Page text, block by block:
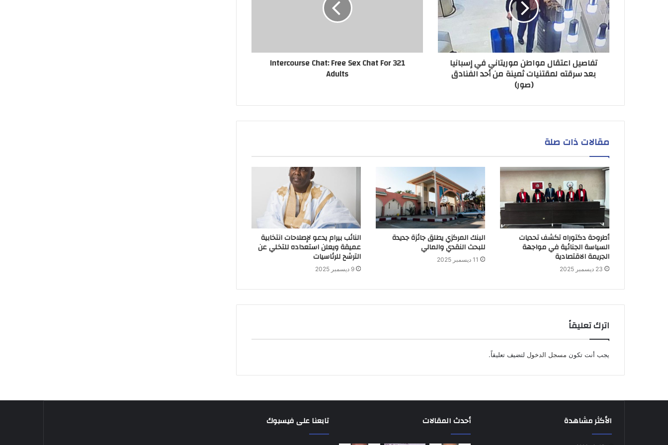
تفاصيل اعتقال مواطن موريتاني في إسبانيا
بعد سرقته لمقتنيات ثمينة من أحد الفنادق
(صور)
321 Intercourse Chat: Free Sex Chat For
Adults
مقالات ذات صلة
أطروحة دكتوراه تكشف تحديات
السياسة الجنائية في مواجهة
الجريمة الاقتصادية
23 ديسمبر 2025
البنك المركزي يطلق جائزة جديدة
للبحث النقدي والمالي
11 ديسمبر 2025
النائب بيرام يدعو لإصلاحات انتخابية
عميقة ويعلن استعداده للتخلي عن
الترشح للرئاسيات
9 ديسمبر 2025
اترك تعليقاً
يجب أنت تكون مسجل الدخول لتضيف تعليقاً.
الأكثر مشاهدة أحدث المقالات تابعنا على فيسبوك